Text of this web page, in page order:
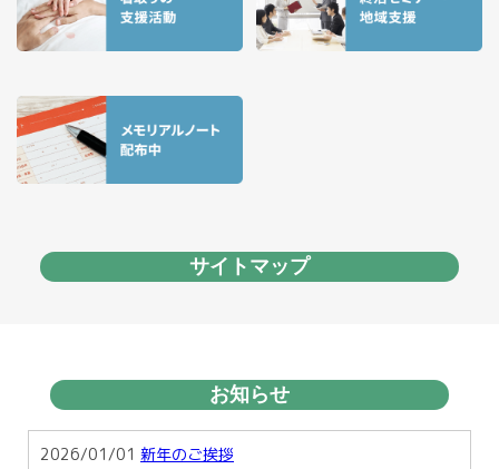
サイトマップ
お知らせ
2026/01/01 新年のご挨拶